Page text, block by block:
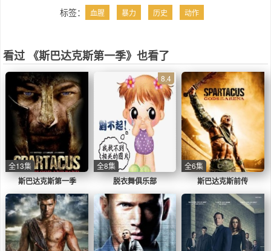
标签： 血腥 暴力 历史 动作
看过 《斯巴达克斯第一季》也看了
斯巴达克斯第一季
全13集
脱衣舞俱乐部
8.4
全8集
斯巴达克斯前传
全6集